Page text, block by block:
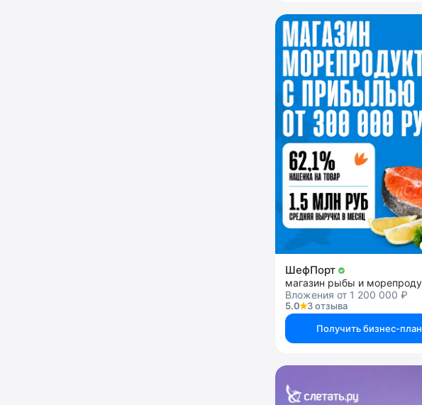
ШефПорт
Вложения от 1 200 000 ₽
5.0
3 отзыва
Получить бизнес-план